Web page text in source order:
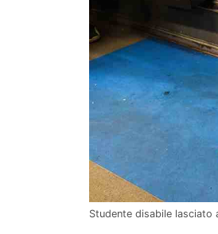
Studente disabile lasciato